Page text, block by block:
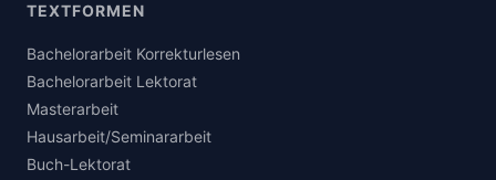
TEXTFORMEN
Bachelorarbeit Korrekturlesen
Bachelorarbeit Lektorat
Masterarbeit
Hausarbeit/Seminararbeit
Buch-Lektorat